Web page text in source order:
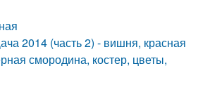
2014 (часть 2) - вишня, красная
смородина, костер, цветы,